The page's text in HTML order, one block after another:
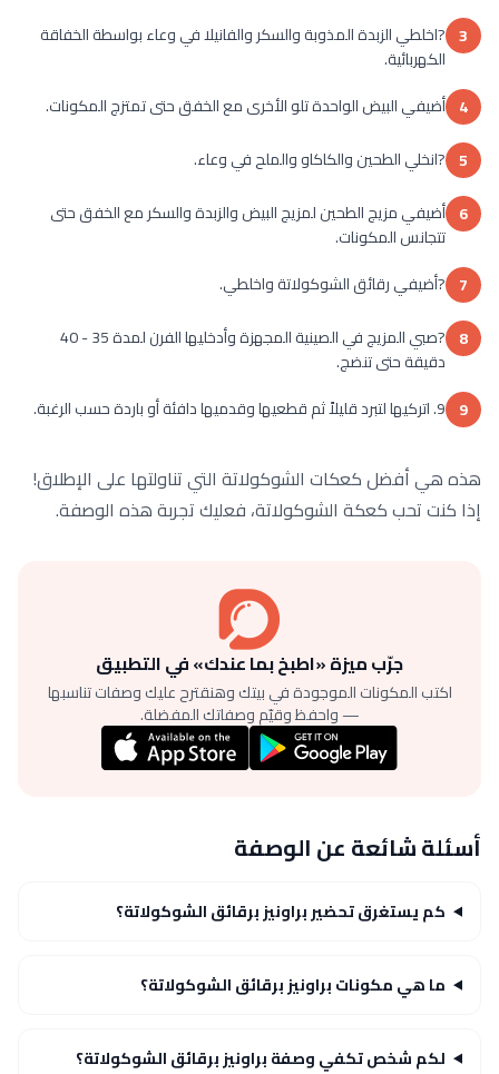
3 ?اخلطي الزبدة المذوبة والسكر والفانيلا في وعاء بواسطة الخفاقة
الكهربائية.
4 أضيفي البيض الواحدة تلو الأخرى مع الخفق حتى تمتزج المكونات.
5 ?انخلي الطحين والكاكاو والملح في وعاء.
6 أضيفي مزيج الطحين لمزيج البيض والزبدة والسكر مع الخفق حتى
تتجانس المكونات.
7 ?أضيفي رقائق الشوكولاتة واخلطي.
8
?صبي المزيج في الصينية المجهزة وأدخليها الفرن لمدة 35 - 40
دقيقة حتى تنضج.
9 9. اتركيها لتبرد قليلاً ثم قطعيها وقدميها دافئة أو باردة حسب الرغبة.
هذه هي أفضل كعكات الشوكولاتة التي تناولتها على الإطلاق!
إذا كنت تحب كعكة الشوكولاتة، فعليك تجربة هذه الوصفة.
جرّب ميزة «اطبخ بما عندك» في التطبيق
اكتب المكونات الموجودة في بيتك وهنقترح عليك وصفات تناسبها
— واحفظ وقيّم وصفاتك المفضلة.
أسئلة شائعة عن الوصفة
كم يستغرق تحضير براونيز برقائق الشوكولاتة؟
ما هي مكونات براونيز برقائق الشوكولاتة؟
لكم شخص تكفي وصفة براونيز برقائق الشوكولاتة؟